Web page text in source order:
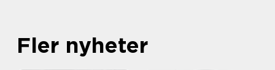
Fler nyheter